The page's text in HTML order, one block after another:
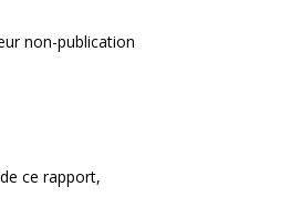
non-publication
ce rapport,